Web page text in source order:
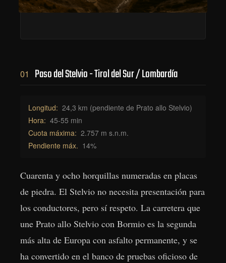
01 Paso del Stelvio - Tirol del Sur / Lombardía
Longitud: 24,3 km (pendiente de Prato allo Stelvio)
Hora: 45-55 min
Cuota máxima: 2.757 m s.n.m.
Pendiente máx. 14%
Cuarenta y ocho horquillas numeradas en placas
de piedra. El Stelvio no necesita presentación para
los conductores, pero sí respeto. La carretera que
une Prato allo Stelvio con Bormio es la segunda
más alta de Europa con asfalto permanente, y se
ha convertido en el banco de pruebas oficioso de